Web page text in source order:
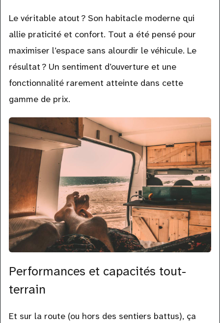
Le véritable atout ? Son habitacle moderne qui
allie praticité et confort. Tout a été pensé pour
maximiser l’espace sans alourdir le véhicule. Le
résultat ? Un sentiment d’ouverture et une
fonctionnalité rarement atteinte dans cette
gamme de prix.
Performances et capacités tout-
terrain
Et sur la route (ou hors des sentiers battus), ça